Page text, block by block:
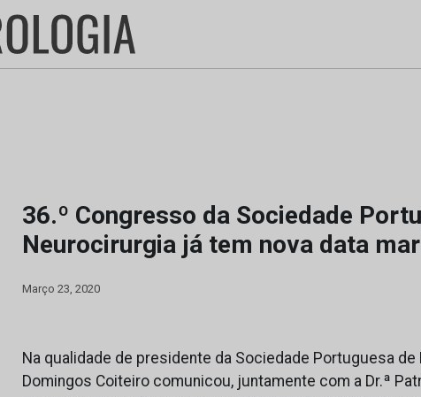
36.º Congresso da Sociedade
Neurocirurgia já tem nova data
Março 23, 2020
Na qualidade de presidente da Sociedade Portuguesa de
Domingos Coiteiro comunicou, juntamente com a Dr.ª